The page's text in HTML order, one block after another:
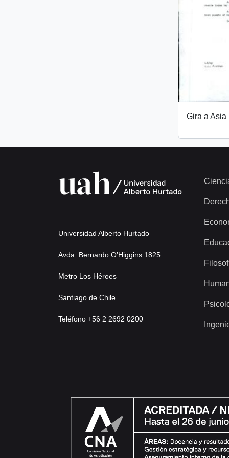
Gira a Asia
Universidad Alberto Hurtado
Avda. Bernardo O’Higgins 1825
Metro Los Héroes
Santiago de Chile
Teléfono +56 2 2692 0200